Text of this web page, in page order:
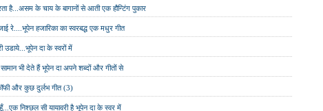
है...असम के चाय के बागानों से आती एक हौन्टिंग पुकार
रे....भूपेन हजारिका का स्वरबद्ध एक मधुर गीत
उडाये...भूपेन दा के स्वरों में
भी देते हैं भूपेन दा अपने शब्दों और गीतों से
और कुछ दुर्लभ गीत (3)
हूँ...एक निश्छल सी यायावरी है भूपेन दा के स्वर में